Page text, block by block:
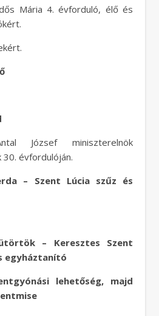
Mária 4. évforduló, élő és
József miniszterelnök
30. évfordulóján.
– Szent Lúcia szűz és
– Keresztes Szent
egyháztanító
lehetőség, majd